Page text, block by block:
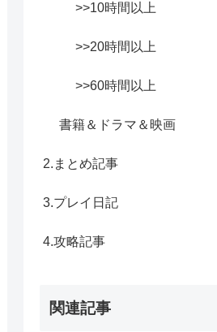
>>10時間以上
>>20時間以上
>>60時間以上
書籍＆ドラマ＆映画
2.まとめ記事
3.プレイ日記
4.攻略記事
関連記事